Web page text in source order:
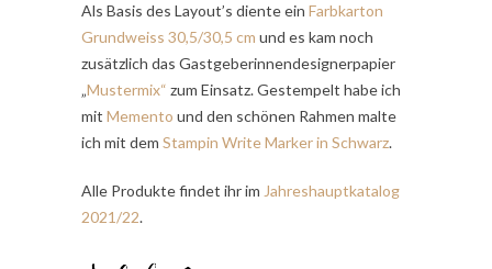
Als Basis des Layout’s diente ein Farbkarton
Grundweiss 30,5/30,5 cm und es kam noch
zusätzlich das Gastgeberinnendesignerpapier
„Mustermix“ zum Einsatz. Gestempelt habe ich
mit Memento und den schönen Rahmen malte
ich mit dem Stampin Write Marker in Schwarz.
Alle Produkte findet ihr im Jahreshauptkatalog
2021/22.